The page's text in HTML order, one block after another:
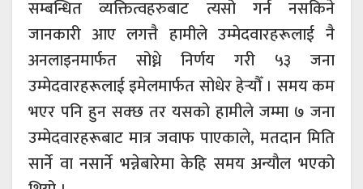
सम्बन्धित व्यक्तित्वहरुबाट त्यसो गर्न नसकिने
जानकारी आए लगत्तै हामीले उम्मेदवारहरूलाई नै
अनलाइनमार्फत सोध्ने निर्णय गरी ५३ जना
उम्मेदवारहरूलाई इमेलमार्फत सोधेर हेर्‍यौँ । समय कम
भएर पनि हुन सक्छ तर यसको हामीले जम्मा ७ जना
उम्मेदवारहरूबाट मात्र जवाफ पाएकाले, मतदान मिति
सार्ने वा नसार्ने भन्नेबारेमा केहि समय अन्यौल भएको